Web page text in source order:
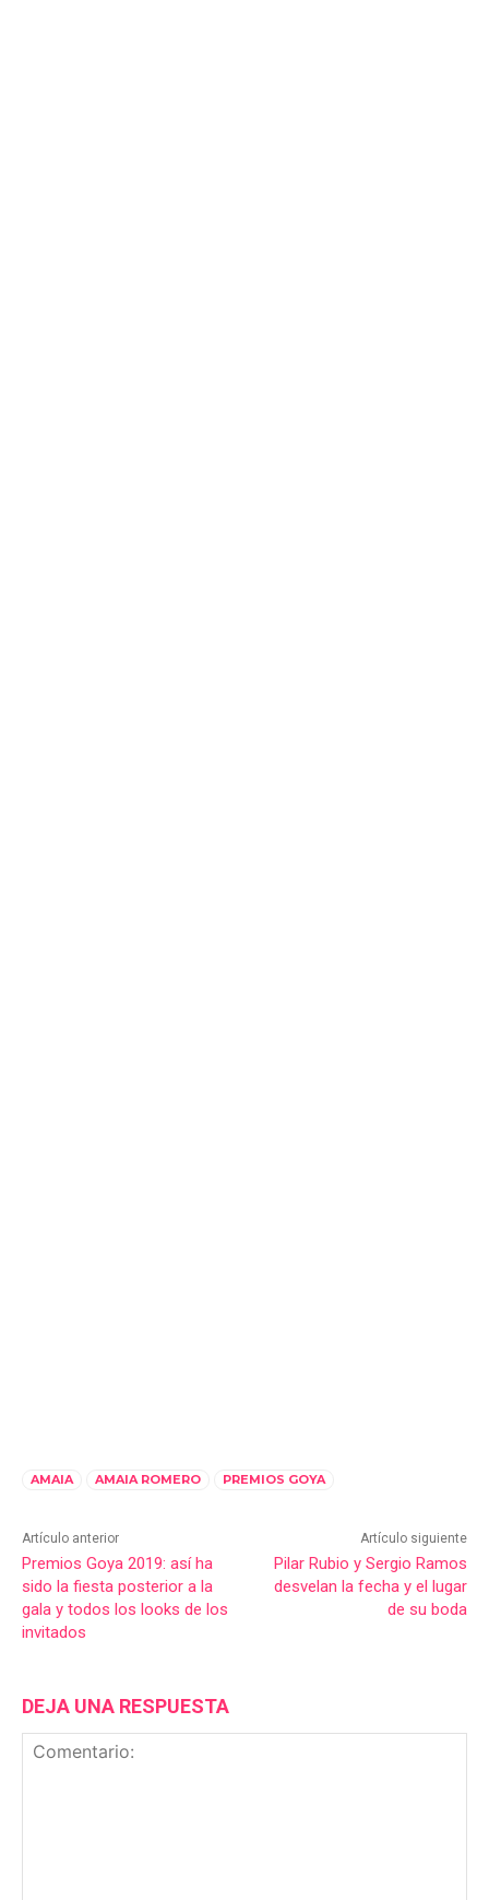
AMAIA AMAIA ROMERO PREMIOS GOYA
Artículo anterior
Premios Goya 2019: así ha
sido la fiesta posterior a la
gala y todos los looks de los
invitados
Artículo siguiente
Pilar Rubio y Sergio Ramos
desvelan la fecha y el lugar
de su boda
DEJA UNA RESPUESTA